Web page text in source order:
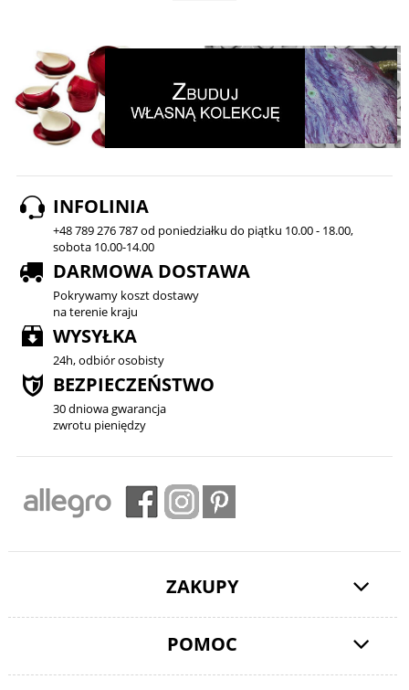
INFOLINIA
+48 789 276 787 od poniedziałku do piątku 10.00 - 18.00,
sobota 10.00-14.00
DARMOWA DOSTAWA
Pokrywamy koszt dostawy
na terenie kraju
WYSYŁKA
24h, odbiór osobisty
BEZPIECZEŃSTWO
30 dniowa gwarancja
zwrotu pieniędzy
ZAKUPY
POMOC